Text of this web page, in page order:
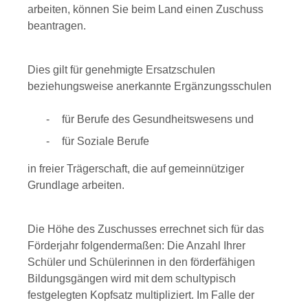
arbeiten, können Sie beim Land einen Zuschuss
beantragen.
Dies gilt für genehmigte Ersatzschulen
beziehungsweise anerkannte Ergänzungsschulen
für Berufe des Gesundheitswesens und
für Soziale Berufe
in freier Trägerschaft, die auf gemeinnütziger
Grundlage arbeiten.
Die Höhe des Zuschusses errechnet sich für das
Förderjahr folgendermaßen: Die Anzahl Ihrer
Schüler und Schülerinnen in den förderfähigen
Bildungsgängen wird mit dem schultypisch
festgelegten Kopfsatz multipliziert. Im Falle der